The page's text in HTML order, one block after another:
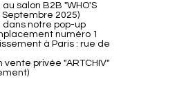
salon B2B "WHO'S
Septembre 2025)
dans notre pop-up
numéro 1
à Paris : rue de
vente privée "ARTCHIV"